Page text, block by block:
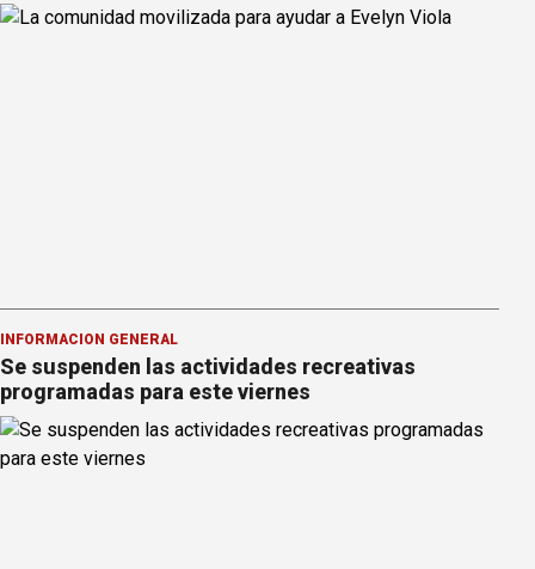
INFORMACION GENERAL
Se suspenden las actividades recreativas
programadas para este viernes